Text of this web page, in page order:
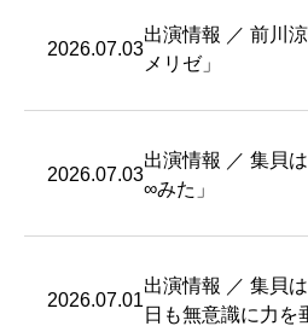
2026.07.03
出演情報 ／ 前川
メリゼ」
2026.07.03
出演情報 ／ 集貝
∞みた」
2026.07.01
出演情報 ／ 集貝
日も無意識に力を